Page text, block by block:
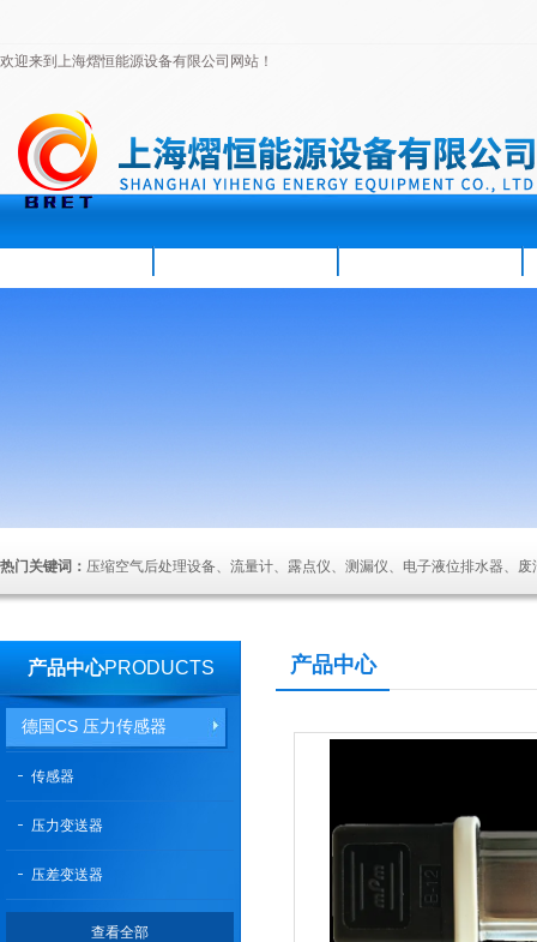
欢迎来到上海熠恒能源设备有限公司网站！
热门关键词： 压缩空气后处理设备、流量计、露点仪、测漏仪、电子液位排水器、
产品中心PRODUCTS
德国CS 压力传感器
传感器
压力变送器
压差变送器
查看全部
产品中心